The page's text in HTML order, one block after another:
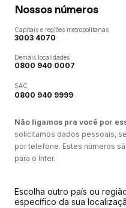
Nossos números
Capitais e regiões metropolitanas
3003 4070
Demais localidades
0800 940 0007
SAC
0800 940 9999
Não ligamos pra você por
solicitamos dados pessoais,
por telefone. Estes números
para o Inter.
Escolha outro país ou
específico da sua